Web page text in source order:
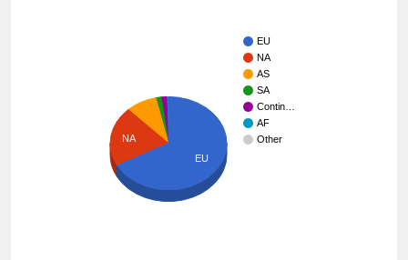
EU
NA
AS
SA
Contin…
AF
Other
NA
EU